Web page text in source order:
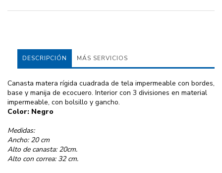
DESCRIPCIÓN MÁS SERVICIOS
Canasta matera rígida cuadrada de tela impermeable con bordes,
base y manija de ecocuero. Interior con 3 divisiones en material
impermeable, con bolsillo y gancho.
Color: Negro
Medidas:
Ancho: 20 cm
Alto de canasta: 20cm.
Alto con correa: 32 cm.